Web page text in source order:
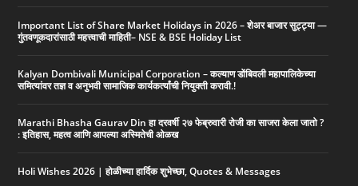
Important List of Share Market Holidays in 2026 – शेअर बाजार सुट्ट्या —
गुंतवणूकदारांसाठी महत्त्वाची माहिती– NSE & BSE Holiday List
Kalyan Dombivali Municipal Corporation – कल्याण डोंबिवली महापालिकेच्या
समित्यांवर तज्ञ व अनुभवी सामाजिक कार्यकर्त्यांची नियुक्ती करावी.!
Marathi Bhasha Gaurav Din हा दरवर्षी २७ फेब्रुवारी रोजी का साजरा केला जातो ?
: इतिहास, महत्व आणि आपल्या अस्मितेची ओळख
Holi Wishes 2026 | होळीच्या हार्दिक शुभेच्छा, Quotes & Messages